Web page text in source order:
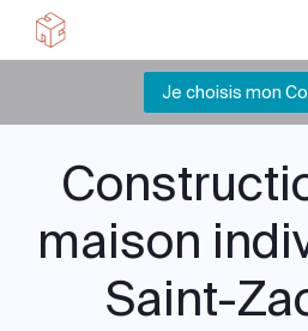
Je choisis mon
maison
Saint-